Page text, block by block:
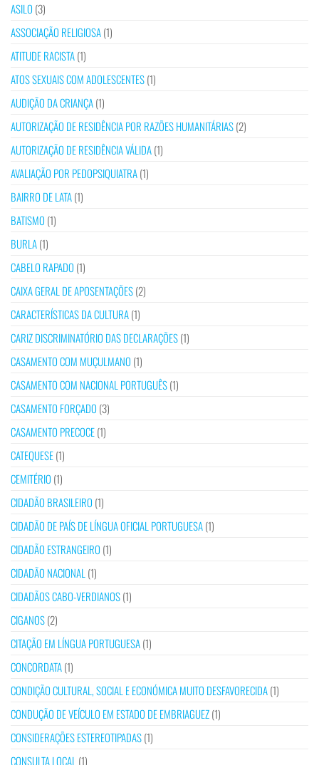
ASILO (3)
ASSOCIAÇÃO RELIGIOSA(1)
ATITUDE RACISTA(1)
ATOS SEXUAIS COM ADOLESCENTES(1)
AUDIÇÃO DA CRIANÇA(1)
AUTORIZAÇÃO DE RESIDÊNCIA POR RAZÕES HUMANITÁRIAS(2)
AUTORIZAÇÃO DE RESIDÊNCIA VÁLIDA(1)
AVALIAÇÃO POR PEDOPSIQUIATRA(1)
BAIRRO DE LATA(1)
BATISMO (1)
BURLA(1)
CABELO RAPADO (1)
CAIXA GERAL DE APOSENTAÇÕES(2)
CARACTERÍSTICAS DA CULTURA(1)
CARIZ DISCRIMINATÓRIO DAS DECLARAÇÕES(1)
CASAMENTO COM MUÇULMANO (1)
CASAMENTO COM NACIONAL PORTUGUÊS(1)
CASAMENTO FORÇADO (3)
CASAMENTO PRECOCE(1)
CATEQUESE(1)
CEMITÉRIO (1)
CIDADÃO BRASILEIRO (1)
CIDADÃO DE PAÍS DE LÍNGUA OFICIAL PORTUGUESA(1)
CIDADÃO ESTRANGEIRO (1)
CIDADÃO NACIONAL (1)
CIDADÃOS CABO-VERDIANOS(1)
CIGANOS(2)
CITAÇÃO EM LÍNGUA PORTUGUESA(1)
CONCORDATA(1)
CONDIÇÃO CULTURAL, SOCIAL E ECONÓMICA MUITO DESFAVORECIDA(1)
CONDUÇÃO DE VEÍCULO EM ESTADO DE EMBRIAGUEZ(1)
CONSIDERAÇÕES ESTEREOTIPADAS(1)
CONSULTA LOCAL (1)